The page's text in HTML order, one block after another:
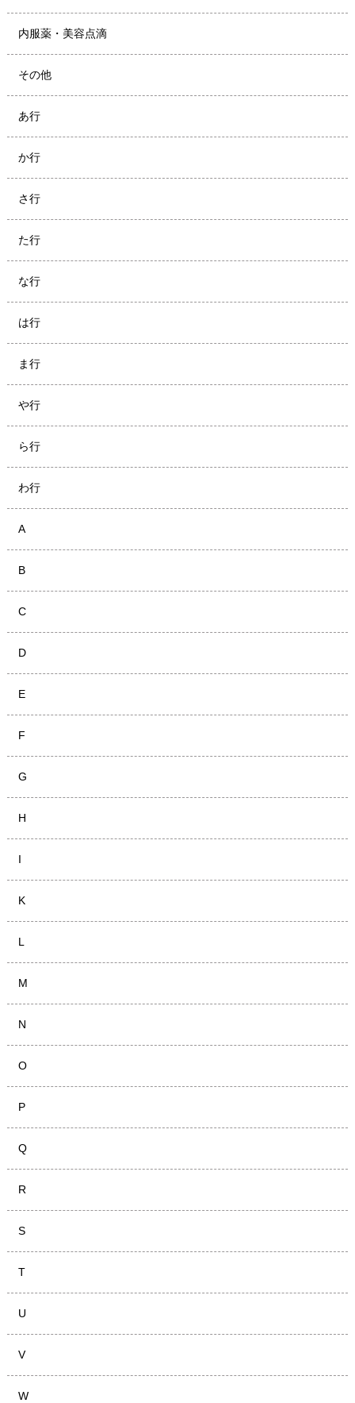
内服薬・美容点滴
その他
あ行
か行
さ行
た行
な行
は行
ま行
や行
ら行
わ行
A
B
C
D
E
F
G
H
I
K
L
M
N
O
P
Q
R
S
T
U
V
W